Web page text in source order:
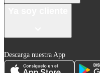
Descarga nuestra App